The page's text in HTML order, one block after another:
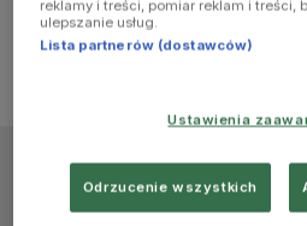
information)
reklamy i treści, pomiar reklam i treści,
ulepszanie usług.
Lista partnerów (dostawców)
Ustawienia
Odrzucenie wszystkich